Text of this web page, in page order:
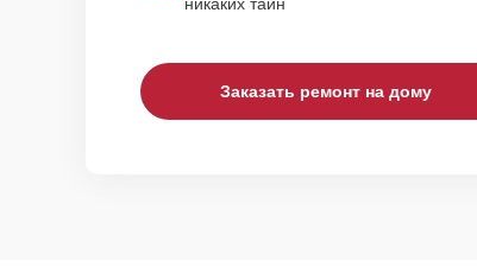
Заказать ремонт на дому